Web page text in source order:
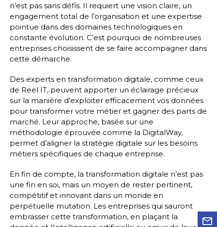
n’est pas sans défis. Il requiert une vision claire, un
engagement total de l’organisation et une expertise
pointue dans des domaines technologiques en
constante évolution. C’est pourquoi de nombreuses
entreprises choisissent de se faire accompagner dans
cette démarche.
Des experts en transformation digitale, comme ceux
de Reel IT, peuvent apporter un éclairage précieux
sur la manière d’exploiter efficacement vos données
pour transformer votre métier et gagner des parts de
marché. Leur approche, basée sur une
méthodologie éprouvée comme la DigitalWay,
permet d’aligner la stratégie digitale sur les besoins
métiers spécifiques de chaque entreprise.
En fin de compte, la transformation digitale n’est pas
une fin en soi, mais un moyen de rester pertinent,
compétitif et innovant dans un monde en
perpétuelle mutation. Les entreprises qui sauront
embrasser cette transformation, en plaçant la